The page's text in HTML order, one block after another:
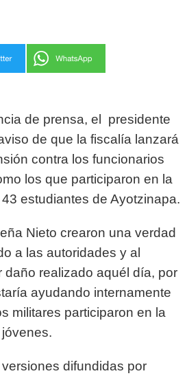
de prensa, el presidente
de que la fiscalía lanzará
contra los funcionarios
los que participaron en la
estudiantes de Ayotzinapa.
Nieto crearon una verdad
a las autoridades y al
daño realizado aquél día, por
ayudando internamente
militares participaron en la
difundidas por